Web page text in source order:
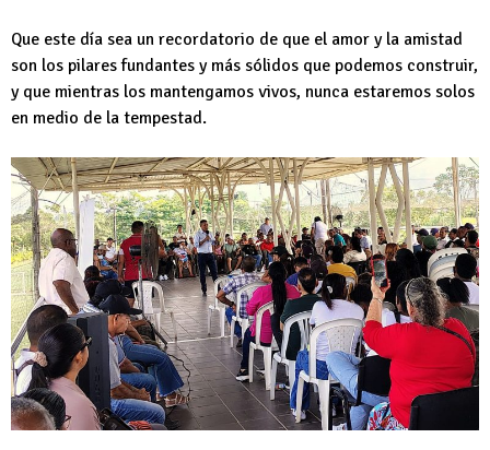
Que este día sea un recordatorio de que el amor y la amistad
son los pilares fundantes y más sólidos que podemos construir,
y que mientras los mantengamos vivos, nunca estaremos solos
en medio de la tempestad.